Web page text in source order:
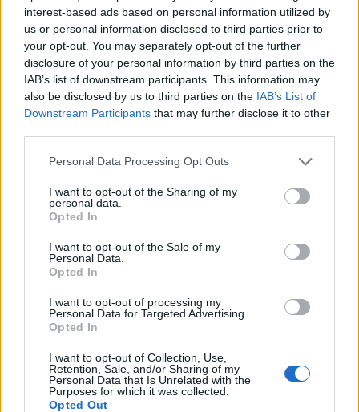
interest-based ads based on personal information utilized by
us or personal information disclosed to third parties prior to
your opt-out. You may separately opt-out of the further
disclosure of your personal information by third parties on the
IAB’s list of downstream participants. This information may
also be disclosed by us to third parties on the IAB’s List of
Downstream Participants that may further disclose it to other
Personal Data Processing Opt Outs
I want to opt-out of the Sharing of my
personal data.
Opted In
I want to opt-out of the Sale of my
Personal Data.
Opted In
I want to opt-out of processing my
Personal Data for Targeted Advertising.
Opted In
I want to opt-out of Collection, Use,
Retention, Sale, and/or Sharing of my
Personal Data that Is Unrelated with the
Purposes for which it was collected.
Opted Out
κατ’ ιδίαν για να μάθω τον καιρό και δεν είναι
μετεωρολόγος. Εγώ πάντα ρωτάω αυτούς που
δεν είναι μετεωρολόγοι… Θέλω να μάθω τα
ημερομήνια αλλά δεν μπορώ να σας πω τώρα
ποιον…»!
Δείτε το σχετικό απόσπασμα από την Ελένη!
Ελένη Μενεγάκη τηλέφωνο καιρός
Παιχνίδι από παντού στη Novibet με
το νέο Mobile App